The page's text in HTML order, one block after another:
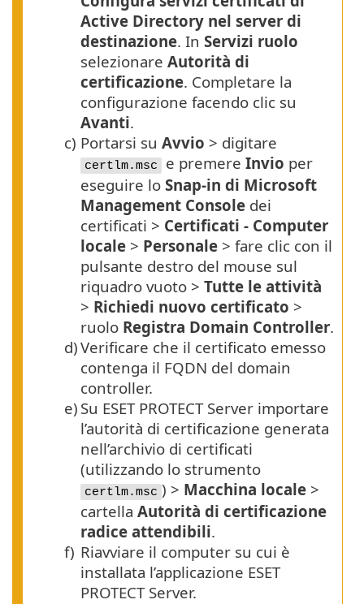
Active Directory nel server di
destinazione. In Servizi ruolo
selezionare Autorità di
certificazione. Completare la
configurazione facendo clic su
Avanti.
c) Portarsi su Avvio > digitare
certlm.msc e premere Invio per
eseguire lo Snap-in di Microsoft
Management Console dei
certificati > Certificati - Computer
locale > Personale > fare clic con il
pulsante destro del mouse sul
riquadro vuoto > Tutte le attività
> Richiedi nuovo certificato >
ruolo Registra Domain Controller.
d)Verificare che il certificato emesso
contenga il FQDN del domain
controller.
e) Su ESET PROTECT Server importare
l’autorità di certificazione generata
nell’archivio di certificati
(utilizzando lo strumento
certlm.msc ) > Macchina locale >
cartella Autorità di certificazione
radice attendibili.
f) Riavviare il computer su cui è
installata l’applicazione ESET
PROTECT Server.